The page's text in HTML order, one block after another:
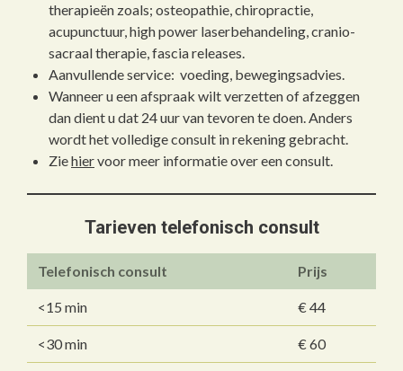
therapieën zoals; osteopathie, chiropractie,
acupunctuur, high power laserbehandeling, cranio-
sacraal therapie, fascia releases.
Aanvullende service: voeding, bewegingsadvies.
Wanneer u een afspraak wilt verzetten of afzeggen
dan dient u dat 24 uur van tevoren te doen. Anders
wordt het volledige consult in rekening gebracht.
Ziehiervoor meer informatie over een consult.
Tarieven telefonisch consult
Telefonisch consult Prijs
<15 min € 44
<30 min € 60